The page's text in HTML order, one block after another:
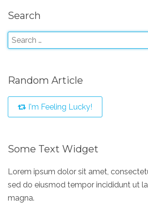
Search
Random Article
I'm Feeling Lucky!
Some Text Widget
Lorem ipsum dolor sit amet,
sed do eiusmod tempor incididunt ut
magna.